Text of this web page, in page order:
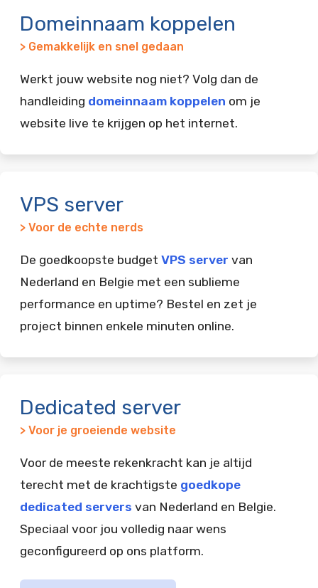
Domeinnaam koppelen
> Gemakkelijk en snel gedaan
Werkt jouw website nog niet? Volg dan de
handleiding domeinnaam koppelen om je
website live te krijgen op het internet.
VPS server
> Voor de echte nerds
De goedkoopste budget VPS server van
Nederland en Belgie met een sublieme
performance en uptime? Bestel en zet je
project binnen enkele minuten online.
Dedicated server
> Voor je groeiende website
Voor de meeste rekenkracht kan je altijd
terecht met de krachtigste goedkope
dedicated servers van Nederland en Belgie.
Speciaal voor jou volledig naar wens
geconfigureerd op ons platform.